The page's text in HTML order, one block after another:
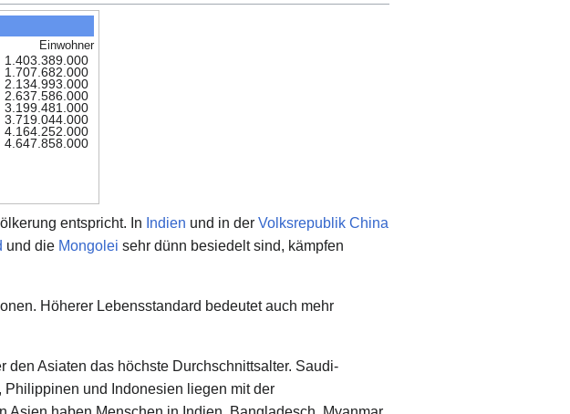
Einwohner
1.403.389.000
1.707.682.000
2.134.993.000
2.637.586.000
3.199.481.000
3.719.044.000
4.164.252.000
4.647.858.000
entspricht. In Indien und in der Volksrepublik China
und die Mongolei sehr dünn besiedelt sind, kämpfen
Höherer Lebensstandard bedeutet auch mehr
Asiaten das höchste Durchschnittsalter. Saudi-
und Indonesien liegen mit der